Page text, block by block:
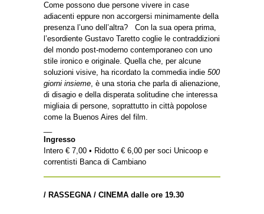
Come possono due persone vivere in case
adiacenti eppure non accorgersi minimamente della
presenza l’uno dell’altra? Con la sua opera prima,
l’esordiente Gustavo Taretto coglie le contraddizioni
del mondo post-moderno contemporaneo con uno
stile ironico e originale. Quella che, per alcune
soluzioni visive, ha ricordato la commedia indie 500
giorni insieme , è una storia che parla di alienazione,
di disagio e della disperata solitudine che interessa
migliaia di persone, soprattutto in città popolose
come la Buenos Aires del film.
Ingresso
Intero € 7,00 • Ridotto € 6,00 per soci Unicoop e
correntisti Banca di Cambiano
/ RASSEGNA / CINEMA dalle ore 19.30